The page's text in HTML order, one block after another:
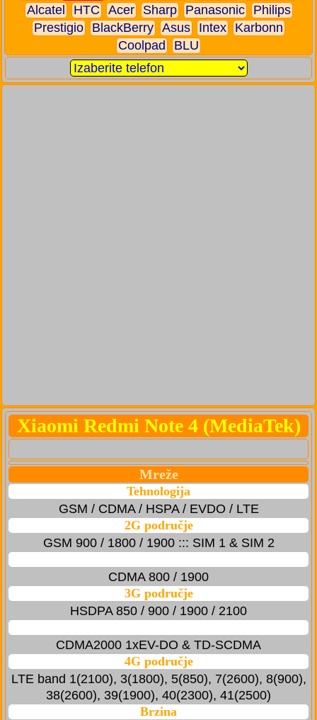
Alcatel
HTC Acer Sharp Panasonic
Philips
Prestigio
BlackBerry Asus Intex
Karbonn
Coolpad
BLU
Xiaomi Redmi Note 4 (MediaTek)
Mreže
Tehnologija
GSM / CDMA / HSPA / EVDO / LTE
2G područje
GSM 900 / 1800 / 1900 ::: SIM 1 & SIM 2
CDMA 800 / 1900
3G područje
HSDPA 850 / 900 / 1900 / 2100
CDMA2000 1xEV-DO & TD-SCDMA
4G područje
LTE band 1(2100), 3(1800), 5(850), 7(2600), 8(900),
38(2600), 39(1900), 40(2300), 41(2500)
Brzina